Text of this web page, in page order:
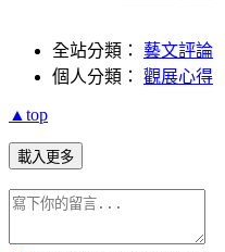
全站分類： 藝文評論
個人分類： 觀展心得
▲top
載入更多